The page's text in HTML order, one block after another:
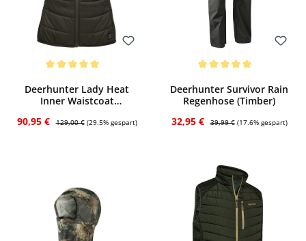
Bewerten
Deerhunter Lady Heat
Inner Waistcoat
Verkaufspreis:
90,95 € Regulärer Preis:
129,00 € (29.5% gespart)
Bewerten
Deerhunter Survivor Rain
Regenhose (Timber)
Verkaufspreis:
32,95 € Regulärer Preis:
39,99 € (17.6% gespart)